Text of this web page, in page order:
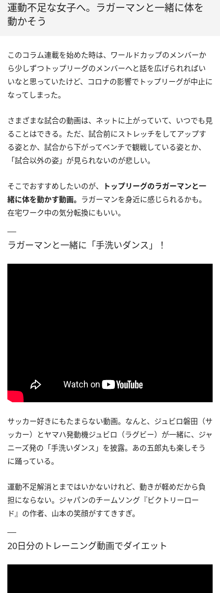
運動不足な女子へ。ラガーマンと一緒に体を
動かそう
このコラム連載を始めた時は、ワールドカップのメンバーか
ら少しずつトップリーグのメンバーへと話を広げられればい
いなと思っていたけど、コロナの影響でトップリーグが中止に
なってしまった。
さまざまな試合の動画は、ネットに上がっていて、いつでも見
ることはできる。ただ、試合前にストレッチをしてアップす
る姿とか、試合から下がってベンチで観戦している姿とか、
「試合以外の姿」が見られないのが悲しい。
そこでおすすめしたいのが、
トップリーグのラガーマンと一
緒に体を動かす動画。 ラガーマンを身近に感じられるかも。
在宅ワーク中の気分転換にもいい。
ラガーマンと一緒に「手洗いダンス」！
サッカー好きにもたまらない動画。なんと、ジュビロ磐田（サ
ッカー）とヤマハ発動機ジュビロ（ラグビー）が一緒に、ジャ
ニーズ発の「手洗いダンス」を披露。あの五郎丸も楽しそう
に踊っている。
運動不足解消とまではいかないけれど、動きが軽めだから負
担にならない。ジャパンのチームソング『ビクトリーロー
ド』の作者、山本の笑顔がすてきすぎ。
20日分のトレーニング動画でダイエット